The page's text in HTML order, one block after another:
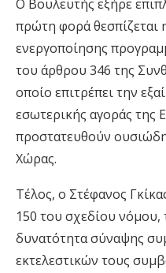
Ο Βουλευτής εξήρε
πρώτη φορά θεσπίζεται
ενεργοποίησης
του άρθρου 346 της
οποίο επιτρέπει την
εσωτερικής αγοράς της
προστατευθούν
Χώρας.
Τέλος, ο Στέφανος
150 του σχεδίου νόμου,
δυνατότητα σύναψης
εκτελεστικών τους